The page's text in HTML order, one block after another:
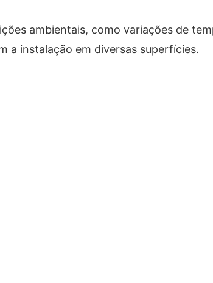
ambientais, como variações de
a instalação em diversas superfícies.